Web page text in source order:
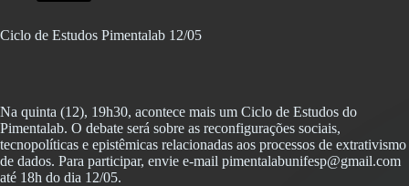
Ciclo de Estudos Pimentalab 12/05
Na quinta (12), 19h30, acontece mais um Ciclo de Estudos do
Pimentalab. O debate será sobre as reconfigurações sociais,
tecnopolíticas e epistêmicas relacionadas aos processos de extrativismo
de dados. Para participar, envie e-mail pimentalabunifesp@gmail.com
até 18h do dia 12/05.